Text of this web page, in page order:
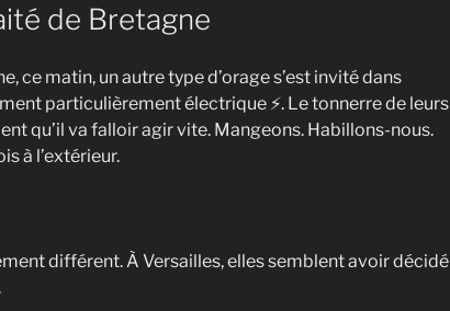
de Bretagne
ce matin, un autre type d’orage s’est invité dans
particulièrement électrique ⚡️. Le tonnerre de leurs
qu’il va falloir agir vite. Mangeons. Habillons-nous.
à l’extérieur.
différent. À Versailles, elles semblent avoir décidé